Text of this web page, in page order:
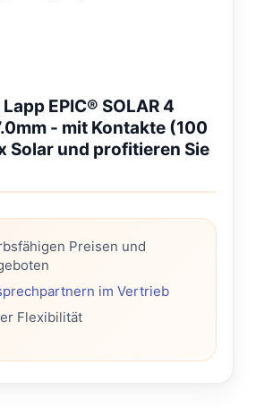
EPIC® SOLAR 4
- mit Kontakte (100
Solar und profitieren Sie
Preisen und
im Vertrieb
Flexibilität